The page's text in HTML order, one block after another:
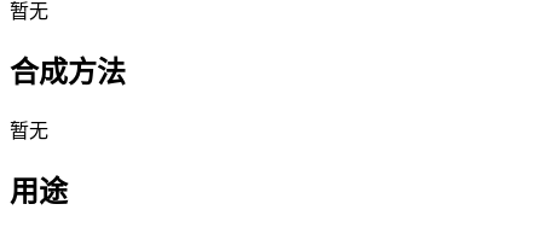
暂无
合成方法
暂无
用途